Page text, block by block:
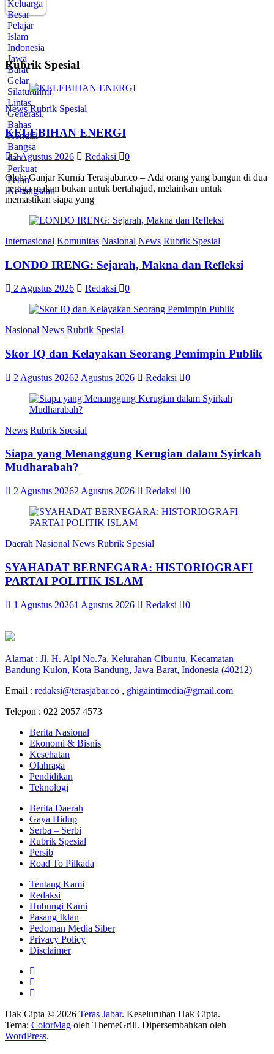
Rubrik Spesial
News Rubrik Spesial
KELEBIHAN ENERGI
2 Agustus 2026 Redaksi
0
Oleh: Ganjar Kurnia Terasjabar.co – Ada orang yang bangun di dua
pertiga malam bukan untuk bertahajud, melainkan untuk
memastikan siapa yang
Internasional Komunitas Nasional News Rubrik Spesial
LONDO IRENG: Sejarah, Makna dan Refleksi
2 Agustus 2026 Redaksi 0
Nasional News Rubrik Spesial
Skor IQ dan Kelayakan Seorang Pemimpin Publik
2 Agustus 20262 Agustus 2026 Redaksi 0
News Rubrik Spesial
Siapa yang Menanggung Kerugian dalam Syirkah
Mudharabah?
2 Agustus 20262 Agustus 2026 Redaksi 0
Daerah Nasional News Rubrik Spesial
SYAHADAT BERNEGARA: HISTORIOGRAFI
PARTAI POLITIK ISLAM
1 Agustus 20261 Agustus 2026 Redaksi 0
Alamat : Jl. H. Alpi No.7a, Kelurahan Cibuntu, Kecamatan
Bandung Kulon, Kota Bandung, Jawa Barat, Indonesia (40212)
Email : redaksi@terasjabar.co , ghigaintimedia@gmail.com
Telepon : 022 2057 4573
Berita Nasional
Ekonomi & Bisnis
Kesehatan
Olahraga
Pendidikan
Teknologi
Berita Daerah
Gaya Hidup
Serba – Serbi
Rubrik Spesial
Persib
Road To Pilkada
Tentang Kami
Redaksi
Hubungi Kami
Pasang Iklan
Pedoman Media Siber
Privacy Policy
Disclaimer
Hak Cipta © 2026 Teras Jabar. Keseluruhan Hak Cipta.
Tema: ColorMag oleh ThemeGrill. Dipersembahkan oleh
WordPress.